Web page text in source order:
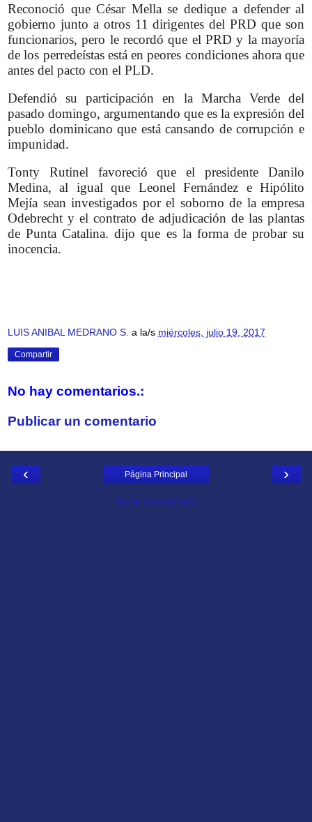
Reconoció que César Mella se dedique a defender al
gobierno junto a otros 11 dirigentes del PRD que son
funcionarios, pero le recordó que el PRD y la mayoría
de los perredeístas está en peores condiciones ahora que
antes del pacto con el PLD.
Defendió su participación en la Marcha Verde del
pasado domingo, argumentando que es la expresión del
pueblo dominicano que está cansando de corrupción e
impunidad.
Tonty Rutinel favoreció que el presidente Danilo
Medina, al igual que Leonel Fernández e Hipólito
Mejía sean investigados por el soborno de la empresa
Odebrecht y el contrato de adjudicación de las plantas
de Punta Catalina. dijo que es la forma de probar su
inocencia.
LUIS ANIBAL MEDRANO S. a la/s miércoles, julio 19, 2017
Compartir
No hay comentarios.:
Publicar un comentario
‹ ›
Página Principal
Ver la versión web